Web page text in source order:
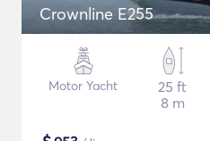
Crownline E255
Motor Yacht
25 ft
8 m